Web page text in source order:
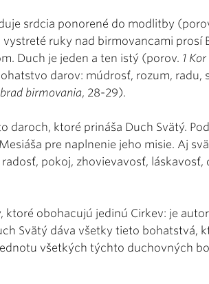
srdcia ponorené do modlitby
ruky nad birmovancami prosí
Duch je jeden a ten istý (porov. 1 Kor
darov: múdrosť, rozum, radu,
birmovania, 28-29).
ktoré prináša Duch Svätý.
pre naplnenie jeho misie. Aj
pokoj, zhovievavosť, láskavosť,
ktoré obohacujú jedinú Cirkev: je
Svätý dáva všetky tieto bohatstvá,
všetkých týchto duchovných